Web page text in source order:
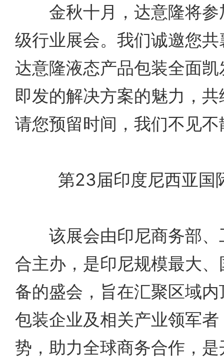
金秋十月，达意隆将参
级行业展会。我们诚邀您
达意隆液态产品包装全面
即发的解决方案的魅力，
请您预留时间，我们不见不
第23届印度尼西亚国
该展会由印尼商务部、
合主办，是印尼规模最大
备的盛会，旨在汇聚区域
包装企业及相关产业领军
势，助力全球商务合作，